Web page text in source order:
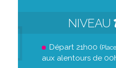
NIVEAU
Départ 21h00 (
aux alentours de